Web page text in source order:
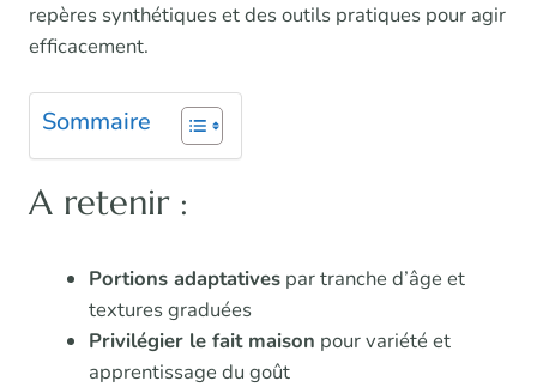
repères synthétiques et des outils pratiques pour agir
efficacement.
Sommaire
A retenir :
Portions adaptativespar tranche d’âge et
textures graduées
Privilégier le fait maison pour variété et
apprentissage du goût